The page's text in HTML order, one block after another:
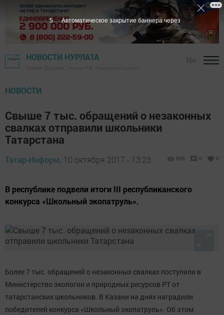
НОВОСТИ НУРЛАТА
НОВОСТИ
Свыше 7 тыс. обращений о незаконных
свалках отправили школьники
Татарстана
Татар-Информ, 10 октября 2017 - 13:23 695 0 0
В республике подвели итоги III республиканского
конкурса «Школьный экопатруль».
Более 7 тыс. обращений о незаконных свалках поступили в
Министерство экологии и природных ресурсов РТ от
татарстанских школьников. В Казани на днях наградили
победителей конкурса «Школьный экопатруль». Об этом
4 Автоматическое закрытие баннера через